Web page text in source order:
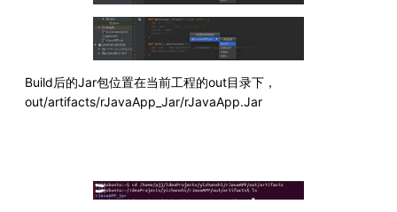
Build后的Jar包位置在当前工程的out目录下，
out/artifacts/rJavaApp_Jar/rJavaApp.Jar